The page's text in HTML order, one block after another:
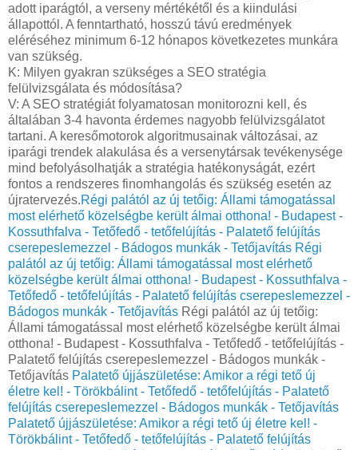
adott iparágtól, a verseny mértékétől és a kiindulási
állapottól. A fenntartható, hosszú távú eredmények
eléréséhez minimum 6-12 hónapos következetes munkára
van szükség.
K: Milyen gyakran szükséges a SEO stratégia
felülvizsgálata és módosítása?
V: A SEO stratégiát folyamatosan monitorozni kell, és
általában 3-4 havonta érdemes nagyobb felülvizsgálatot
tartani. A keresőmotorok algoritmusainak változásai, az
iparági trendek alakulása és a versenytársak tevékenysége
mind befolyásolhatják a stratégia hatékonyságát, ezért
fontos a rendszeres finomhangolás és szükség esetén az
újratervezés.Régi palától az új tetőig: Állami támogatással
most elérhető közelségbe került álmai otthona! - Budapest -
Kossuthfalva - Tetőfedő - tetőfelújítás - Palatető felújítás
cserepeslemezzel - Bádogos munkák - Tetőjavítás Régi
palától az új tetőig: Állami támogatással most elérhető
közelségbe került álmai otthona! - Budapest - Kossuthfalva -
Tetőfedő - tetőfelújítás - Palatető felújítás cserepeslemezzel -
Bádogos munkák - Tetőjavítás Régi palától az új tetőig:
Állami támogatással most elérhető közelségbe került álmai
otthona! - Budapest - Kossuthfalva - Tetőfedő - tetőfelújítás -
Palatető felújítás cserepeslemezzel - Bádogos munkák -
Tetőjavítás Palatető újjászületése: Amikor a régi tető új
életre kel! - Törökbálint - Tetőfedő - tetőfelújítás - Palatető
felújítás cserepeslemezzel - Bádogos munkák - Tetőjavítás
Palatető újjászületése: Amikor a régi tető új életre kel! -
Törökbálint - Tetőfedő - tetőfelújítás - Palatető felújítás